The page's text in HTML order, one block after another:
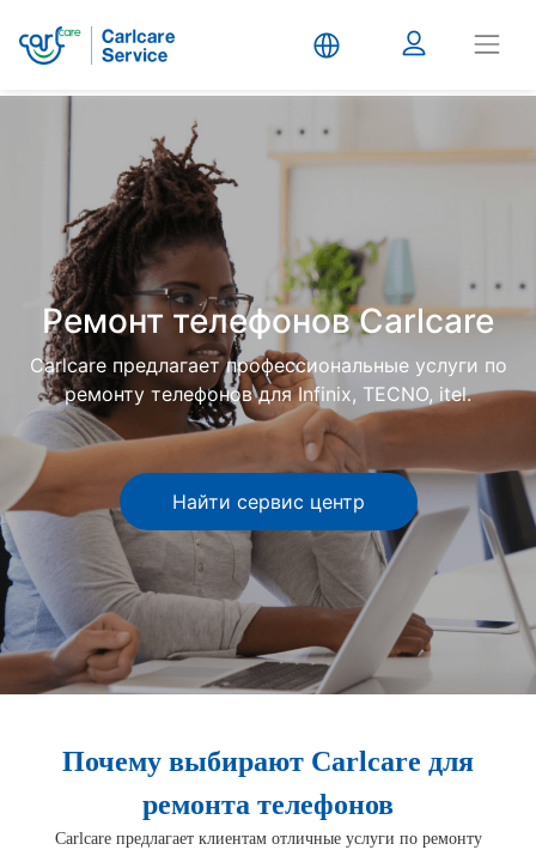
Carlcare
Phone
repair
Ремонт телефонов Carlcare
Carlcare предлагает профессиональные услуги по
ремонту телефонов для Infinix, TECNO, itel.
Найти сервис центр
Почему выбирают Carlcare для
ремонта телефонов
Carlcare предлагает клиентам отличные услуги по ремонту